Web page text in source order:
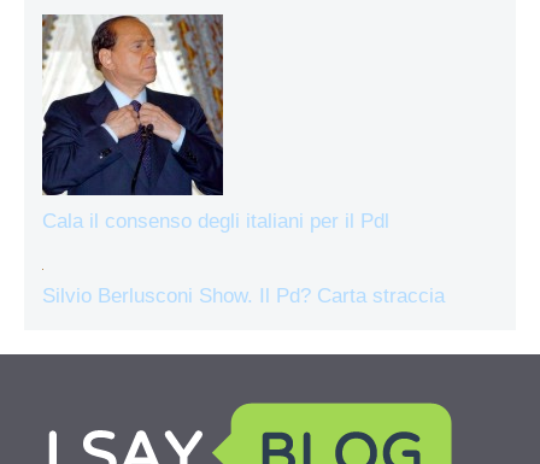
Cala il consenso degli italiani per il Pdl
Silvio Berlusconi Show. Il Pd? Carta straccia